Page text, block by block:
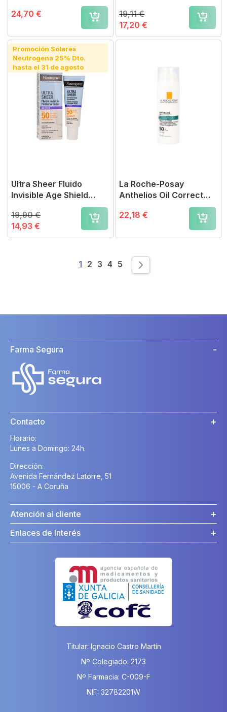
24,70 €
17,20 €
19,11 €
Promoción Solares
Neutrogena 25% Dto.
hasta el 31 de agosto
Ultra Sheer Fluido
Invisible Age Shield
14,93 €
19,90 €
La Roche-Posay
Anthelios Oil Correct
Gel Crema SPF50+, 50
ml
22,18 €
Page
You're currently reading page
1 Page
2 Page
3 Page
4 Page
5
Farma Segura
Contacto
Horario:
Lunes a Domingo: 24h.
Dirección:
Avenida Fernández Latorre, 51
15006 - A Coruña
Atención al cliente
Enlaces de Interés
Titular: Ignacio Castro Martín
Nº Colegiado: 2173
Nº Farmacia: C-009-F
NIF: 32782201W